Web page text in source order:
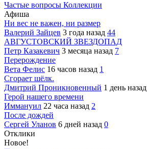
Частые вопросы Коллекции
Афиша
Ни вес не важен, ни размер
Валерий Зайцев 3 года назад 44
АВГУСТОВСКИЙ ЗВЕЗДОПАД
Петр Казакевич 3 месяца назад 7
Перерождение
Вета Фелис 16 часов назад 1
Сгорает шёлк.
Дмитрий Проникновенный 1 день назад
Герой нашего времени
Иммануил 22 часа назад 2
После дождей
Сергей Уланов 6 дней назад 0
Отклики
Новое!